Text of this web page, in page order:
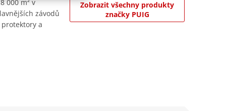
000 m² v
závodů
a
Zobrazit všechny produkty
značky PUIG